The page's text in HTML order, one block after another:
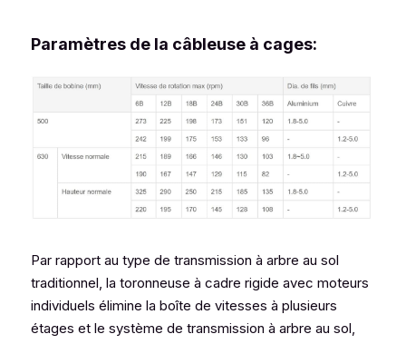
Paramètres de la câbleuse à cages:
Par rapport au type de transmission à arbre au sol
traditionnel, la toronneuse à cadre rigide avec moteurs
individuels élimine la boîte de vitesses à plusieurs
étages et le système de transmission à arbre au sol,